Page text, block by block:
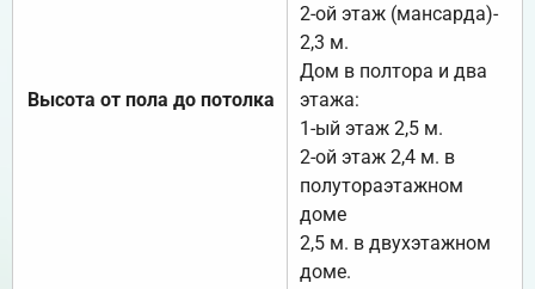
Высота от пола до потолка
2-ой этаж (мансарда)-
2,3 м.
Дом в полтора и два
этажа:
1-ый этаж 2,5 м.
2-ой этаж 2,4 м. в
полутораэтажном
доме
2,5 м. в двухэтажном
доме.